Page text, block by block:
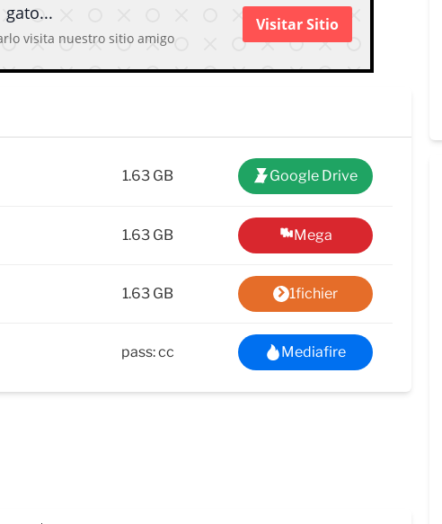
gato...
visita nuestro sitio amigo
Visitar Sitio
1.63 GB Google Drive
1.63 GB Mega
1.63 GB 1fichier
pass: cc Mediafire